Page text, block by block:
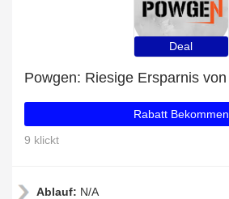
Deal
Rabatt Bekommen
9 klickt
Ablauf: N/A